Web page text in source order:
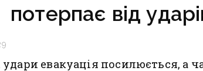
потерпає від
удари евакуація посилюється, а